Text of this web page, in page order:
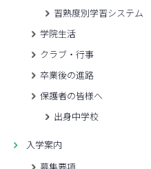
習熟度別学習システム
学院生活
クラブ・行事
卒業後の進路
保護者の皆様へ
出身中学校
入学案内